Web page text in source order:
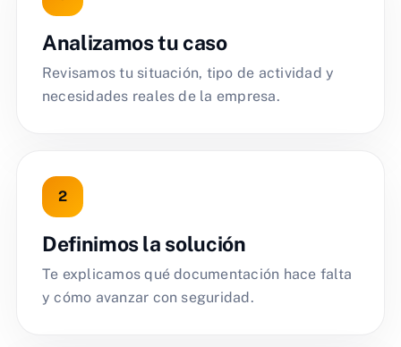
Analizamos tu caso
Revisamos tu situación, tipo de actividad y
necesidades reales de la empresa.
Definimos la solución
Te explicamos qué documentación hace falta
y cómo avanzar con seguridad.